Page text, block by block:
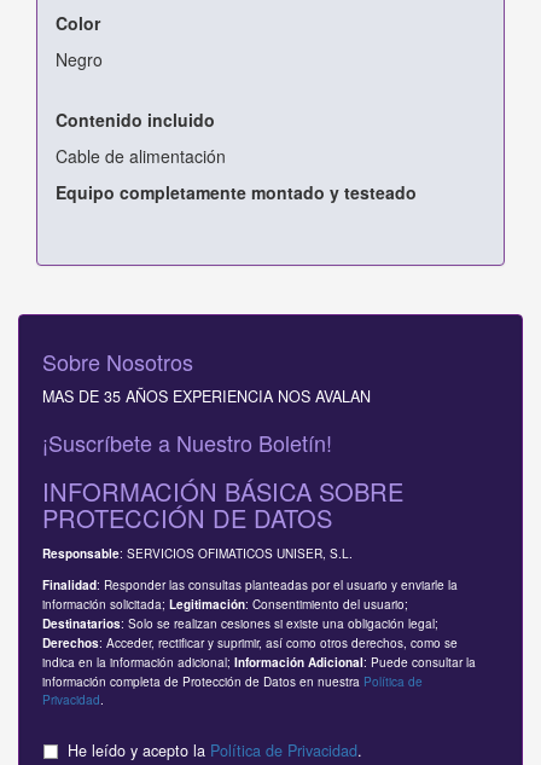
Color
Negro
Contenido incluido
Cable de alimentación
Equipo completamente montado y testeado
Sobre Nosotros
MAS DE 35 AÑOS EXPERIENCIA NOS AVALAN
¡Suscríbete a Nuestro Boletín!
INFORMACIÓN BÁSICA SOBRE
PROTECCIÓN DE DATOS
Responsable: SERVICIOS OFIMATICOS UNISER, S.L.
Finalidad: Responder las consultas planteadas por el usuario y enviarle la
información solicitada; Legitimación: Consentimiento del usuario;
Destinatarios: Solo se realizan cesiones si existe una obligación legal;
Derechos: Acceder, rectificar y suprimir, así como otros derechos, como se
indica en la información adicional; Información Adicional: Puede consultar la
información completa de Protección de Datos en nuestra Política de
Privacidad
He leído y acepto la Política de Privacidad.